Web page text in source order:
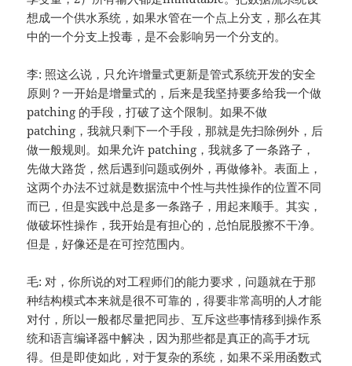
想成一个供水系统，如果水管在一个点上分支，那么在其
中的一个分支上投毒，是不会影响另一个分支的。
李: 照这么说，只允许增量式更新是管式系统开发的安全
原则？一开始是增量式的，后来是我坚持要多给我一个做
patching 的手段，打破了这个限制。如果不做
patching，我就只剩下一个手段，那就是先扫除例外，后
做一般规则。如果允许 patching，我就多了一条路子，
先做大路货，然后遇到问题或例外，再做修补。表面上，
这两个办法不过就是数据流中个性与共性操作的位置不同
而已，但是实践中总是多一条路子，用起来顺手。其实，
做破坏性操作，我开始是有担心的，总怕屁股擦不干净。
但是，好像还是在可控范围内。
毛: 对，你所说的对工程师们的能力要求，问题就在于那
种结构模式本来就是很不可靠的，得要非常高明的人才能
对付，所以一般都尽量把同步、互斥这些事情移到操作系
统和语言编译器中解决，因为那些都是真正的高手才玩
得。但是即使如此，对于复杂的系统，如果不采用函数式